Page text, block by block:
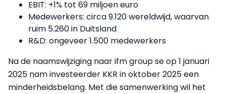
EBIT: +1% tot 69 miljoen euro
Medewerkers: circa 9.120 wereldwijd, waarvan
ruim 5.260 in Duitsland
R&D: ongeveer 1.500 medewerkers
Na de naamswijziging naar ifm group se op 1 januari
2025 nam investeerder KKR in oktober 2025 een
minderheidsbelang. Met die samenwerking wil het